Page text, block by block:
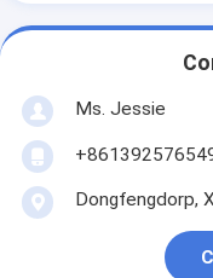
Ms. Jessie
Dongfengdorp,